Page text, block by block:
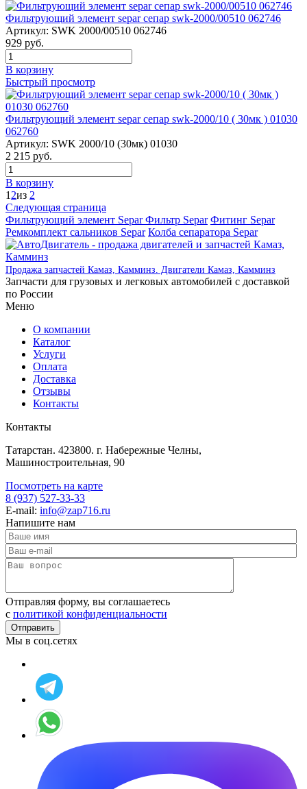
Фильтрующий элемент separ сепар swk-2000/00510 062746
Артикул: SWK 2000/00510 062746
929 руб.
В корзину
Быстрый просмотр
Фильтрующий элемент separ сепар swk-2000/10 ( 30мк ) 01030
062760
Артикул: SWK 2000/10 (30мк) 01030
2 215 руб.
В корзину
1 2из 2
Следующая страница
Фильтрующий элемент SeparФильтр Separ Фитинг Separ
Ремкомплект сальников Separ Колба сепаратора Separ
Продажа запчастей Камаз, Камминз. Двигатели Камаз, Камминз
Запчасти для грузовых и легковых автомобилей с доставкой
по России
Меню
О компании
Каталог
Услуги
Оплата
Доставка
Отзывы
Контакты
Контакты
Татарстан. 423800. г. Набережные Челны,
Машиностроительная, 90
Посмотреть на карте
8 (937) 527-33-33
E-mail: info@zap716.ru
Напишите нам
Отправляя форму, вы соглашаетесь
c политикой конфиденциальности
Мы в соц.сетях